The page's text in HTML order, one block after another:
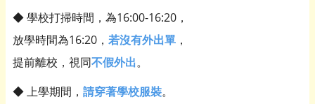
◆ 學校打掃時間，為16:00-16:20，
放學時間為16:20， 若沒有外出單 ，
提前離校，視同不假外出。
◆ 上學期間， 請穿著學校服裝。